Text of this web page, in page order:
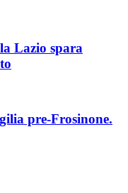
Lazio spara
pre-Frosinone.